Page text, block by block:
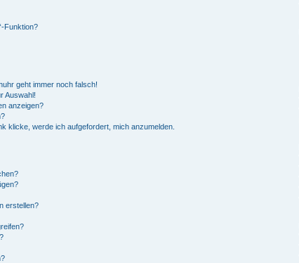
Funktion?
geht immer noch falsch!
Auswahl!
anzeigen?
klicke, werde ich aufgefordert, mich anzumelden.
erstellen?